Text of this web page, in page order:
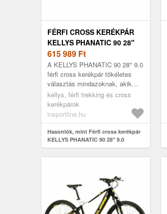
FÉRFI CROSS KERÉKPÁR
KELLYS PHANATIC 90 28"
9.0
615 989 Ft
A KELLYS PHANATIC 90 28" 9.0
férfi cross kerékpár tökéletes
választás mindazoknak, akik
megbízható és strapabíró bringát
keresnek terepre és aszfal...
kellys, férfi trekking és cross
kerékpárok
insportline.hu
Hasonlók, mint Férfi cross kerékpár
KELLYS PHANATIC 90 28" 9.0